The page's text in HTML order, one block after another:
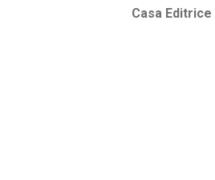
Casa Editrice